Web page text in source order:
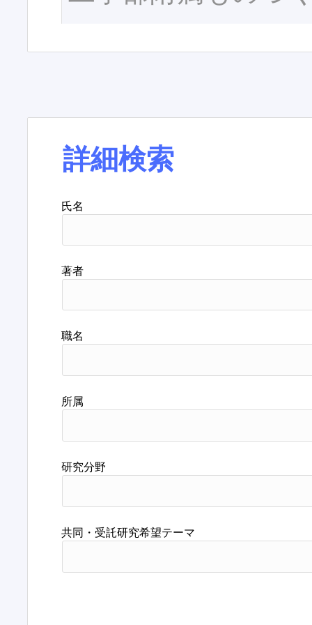
詳細検索
氏名
著者
職名
所属
研究分野
共同・受託研究希望テーマ